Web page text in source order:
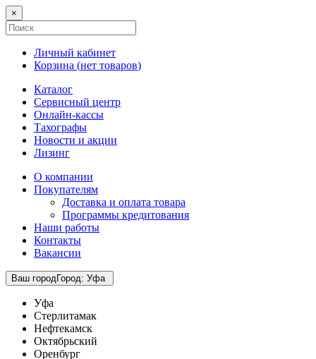
×
Личный кабинет
Корзина (нет товаров)
Каталог
Сервисный центр
Онлайн-кассы
Тахографы
Новости и акции
Лизинг
О компании
Покупателям
Доставка и оплата товара
Программы кредитования
Наши работы
Контакты
Вакансии
Ваш городГород: Уфа
Уфа
Стерлитамак
Нефтекамск
Октябрьский
Оренбург